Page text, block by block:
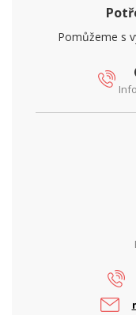
Pomůžeme s